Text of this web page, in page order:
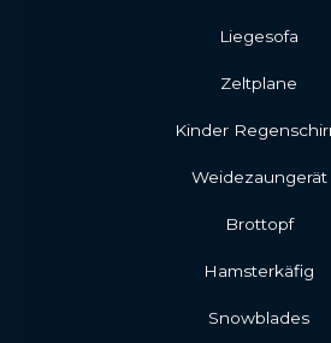
Liegesofa
Zeltplane
Kinder
Weidezaungerät
Brottopf
Hamsterkäfig
Snowblades